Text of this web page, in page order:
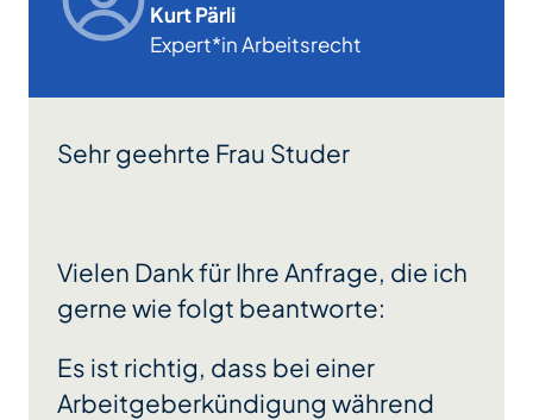
Kurt Pärli
Expert*in Arbeitsrecht
Sehr geehrte Frau Studer
Vielen Dank für Ihre Anfrage, die ich
gerne wie folgt beantworte:
Es ist richtig, dass bei einer
Arbeitgeberkündigung während